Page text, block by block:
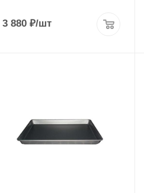
3 880₽/шт